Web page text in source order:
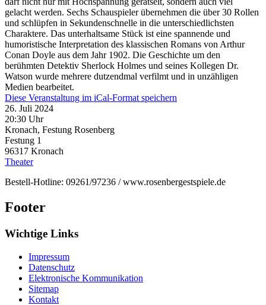
gelacht werden. Sechs Schauspieler übernehmen die über 30 Rollen
und schlüpfen in Sekundenschnelle in die unterschiedlichsten
Charaktere. Das unterhaltsame Stück ist eine spannende und
humoristische Interpretation des klassischen Romans von Arthur
Conan Doyle aus dem Jahr 1902. Die Geschichte um den
berühmten Detektiv Sherlock Holmes und seines Kollegen Dr.
Watson wurde mehrere dutzendmal verfilmt und in unzähligen
Medien bearbeitet.
Diese Veranstaltung im iCal-Format speichern
26. Juli 2024
20:30 Uhr
Kronach, Festung Rosenberg
Festung 1
96317 Kronach
Theater
Bestell-Hotline: 09261/97236 / www.rosenbergestspiele.de
Footer
Wichtige Links
Impressum
Datenschutz
Elektronische Kommunikation
Sitemap
Kontakt